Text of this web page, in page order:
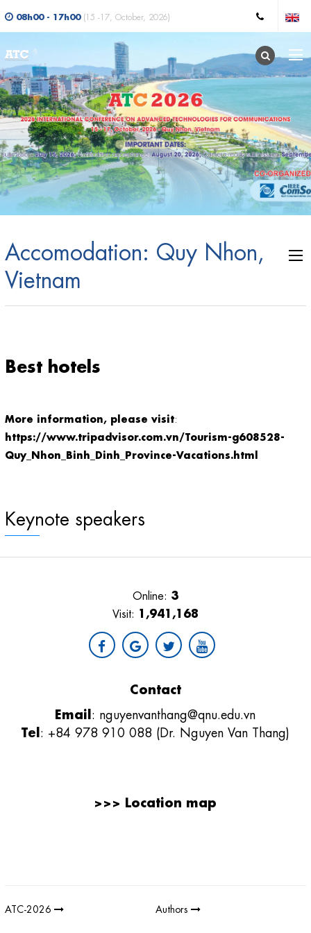
08h00 - 17h00 (15 -17, October, 2026)
Accomodation: Quy Nhon,
Vietnam
Best hotels
More information, please visit:
https://www.tripadvisor.com.vn/Tourism-g608528-
Quy_Nhon_Binh_Dinh_Province-Vacations.html
Keynote speakers
Online: 3
Visit: 1,941,168
Contact
Email: nguyenvanthang@qnu.edu.vn
Tel: +84 978 910 088 (Dr. Nguyen Van Thang)
>>> Location map
ATC-2026 Authors